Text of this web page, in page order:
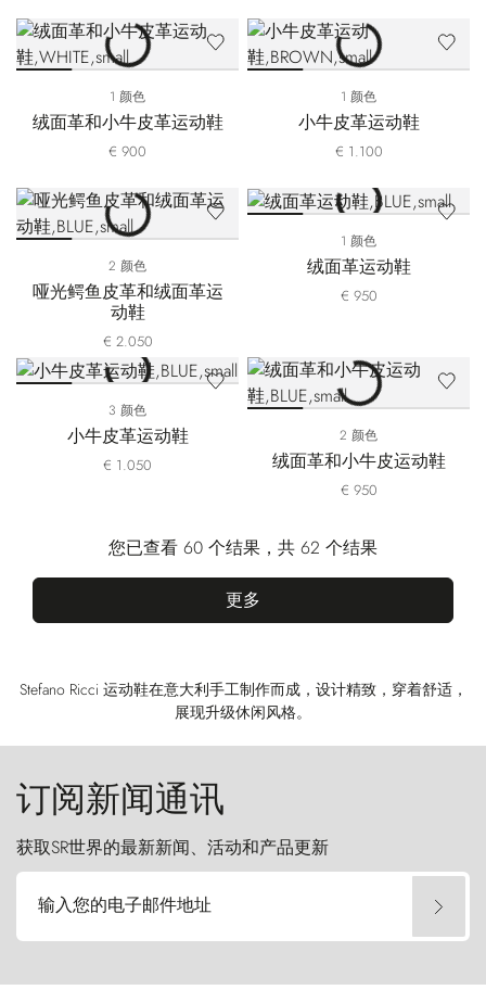
1 颜色
绒面革和小牛皮革运动鞋
€ 900
1 颜色
小牛皮革运动鞋
€ 1.100
2 颜色
哑光鳄鱼皮革和绒面革运
动鞋
€ 2.050
1 颜色
绒面革运动鞋
€ 950
3 颜色
小牛皮革运动鞋
€ 1.050
2 颜色
绒面革和小牛皮运动鞋
€ 950
您已查看 60 个结果，共 62 个结果
更多
Stefano Ricci 运动鞋在意大利手工制作而成，设计精致，穿着舒适，
展现升级休闲风格。
订阅新闻通讯
获取SR世界的最新新闻、活动和产品更新
输入您的电子邮件地址